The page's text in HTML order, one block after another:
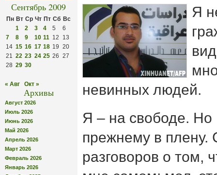
Сентябрь 2009
Пн Вт Ср Чт Пт Сб Вс
1
2 3 4 5
6
7
8 9 10 11 12
13
14 15 16 17 18 19 20
21
22 23 24 25 26 27
28 29 30
« Авг Окт »
Архивы
Август 2026
Июль 2026
Июнь 2026
Май 2026
Апрель 2026
Март 2026
Февраль 2026
Январь 2026
Я
невинных людей.
Я – на свободе. Но
прежнему в плену.
разговоров о том,